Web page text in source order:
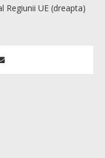
Regiunii UE (dreapta)